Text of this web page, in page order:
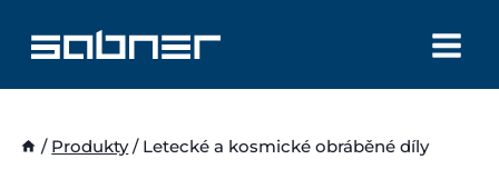
obsah
/ Produkty / Letecké a kosmické obráběné díly